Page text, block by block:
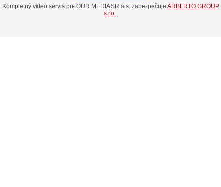
Kompletný video servis pre OUR MEDIA SR a.s. zabezpečuje ARBERTO GROUP
s.r.o.